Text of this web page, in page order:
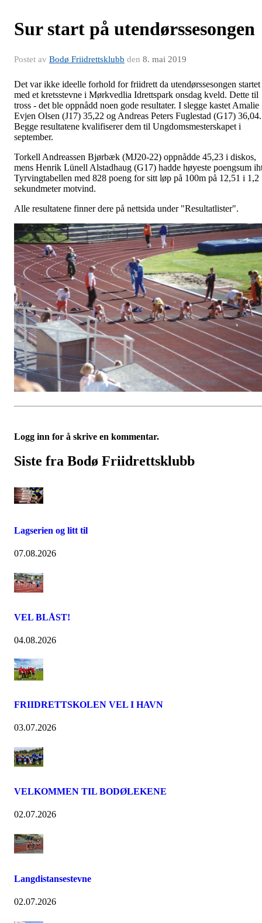
Sur start på utendørssesongen
Postet av Bodø Friidrettsklubb den 8. mai 2019
Det var ikke ideelle forhold for friidrett da utendørssesongen startet
med et kretsstevne i Mørkvedlia Idrettspark onsdag kveld. Dette til
tross - det ble oppnådd noen gode resultater. I slegge kastet Amalie
Evjen Olsen (J17) 35,22 og Andreas Peters Fuglestad (G17) 36,04.
Begge resultatene kvalifiserer dem til Ungdomsmesterskapet i
september.
Torkell Andreassen Bjørbæk (MJ20-22) oppnådde 45,23 i diskos,
mens Henrik Lünell Alstadhaug (G17) hadde høyeste poengsum
Tyrvingtabellen med 828 poeng for sitt løp på 100m på 12,51 i 1,2
sekundmeter motvind.
Alle resultatene finner dere på nettsida under "Resultatlister".
Logg inn for å skrive en kommentar.
Siste fra Bodø Friidrettsklubb
Lagserien og litt til
07.08.2026
VEL BLÅST!
04.08.2026
FRIIDRETTSKOLEN VEL I HAVN
03.07.2026
VELKOMMEN TIL BODØLEKENE
02.07.2026
Langdistansestevne
02.07.2026